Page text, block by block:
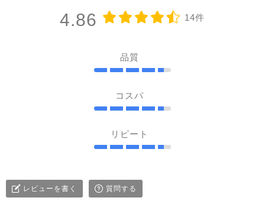
4.86 14件
品質
コスパ
リピート
レビューを書く 質問する